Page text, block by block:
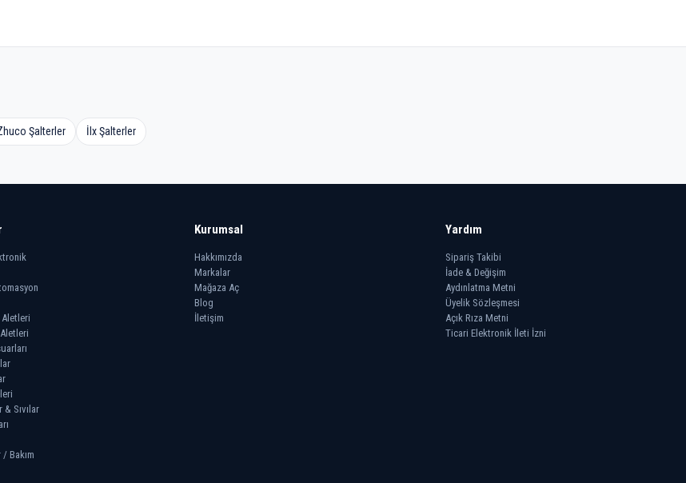
Şalterler İlx Şalterler
Sıvılar
Bakım
Kurumsal
Hakkımızda
Markalar
Mağaza Aç
Blog
İletişim
Yardım
Sipariş Takibi
İade & Değişim
Aydınlatma Metni
Üyelik Sözleşmesi
Açık Rıza Metni
Ticari Elektronik İleti İzni